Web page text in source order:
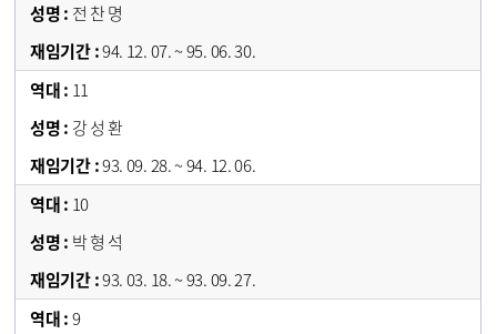
전 찬 명
94. 12. 07. ~ 95. 06. 30.
11
강 성 환
93. 09. 28. ~ 94. 12. 06.
10
박 형 석
93. 03. 18. ~ 93. 09. 27.
9